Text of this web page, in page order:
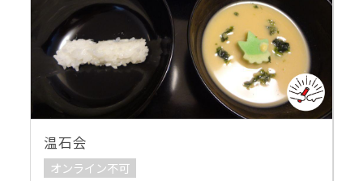
温石会
オンライン不可